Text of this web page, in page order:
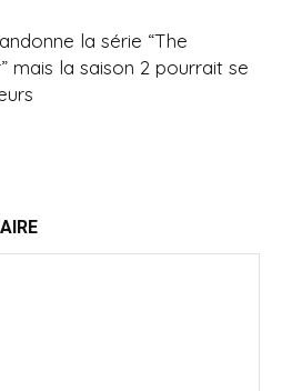
la série “The
mais la saison 2 pourrait se